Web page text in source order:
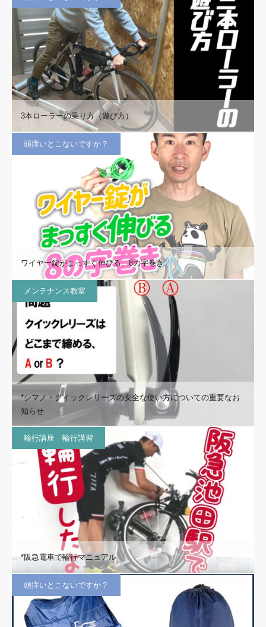
3本ローラーの乗り方（遊び方）
頭痒いとこないですか？
ワイヤー錠がまっすぐ伸びる、8の字巻き
メンテナンス教室
*シマノ・クイックレリーズの安全な使い方についての重要なお
知らせ
輪行講座 輪行講習
*阪急電車で輪行マニュアル
頭痒いとこないですか？